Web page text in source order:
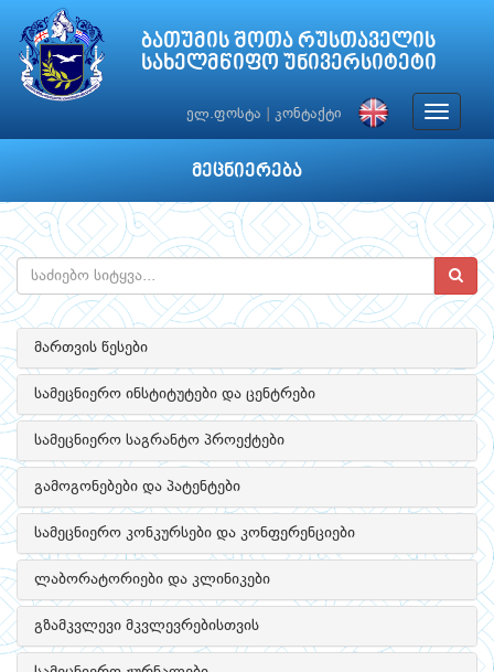
ბათუმის შოთა რუსთაველის
სახელმწიფო უნივერსიტეტი
ელ.ფოსტა კონტაქტი
Toggle
მეცნიერება
მართვის წესები
სამეცნიერო ინსტიტუტები და ცენტრები
სამეცნიერო საგრანტო პროექტები
გამოგონებები და პატენტები
სამეცნიერო კონკურსები და კონფერენციები
ლაბორატორიები და კლინიკები
გზამკვლევი მკვლევრებისთვის